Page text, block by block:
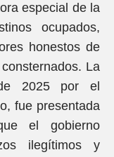
especial de la
ocupados,
honestos de
La
2025 por el
fue presentada
el gobierno
ilegítimos y